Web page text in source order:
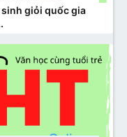
giỏi quốc gia